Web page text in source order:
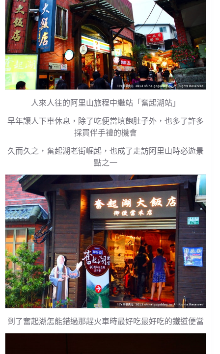
人來人往的阿里山旅程中繼站「奮起湖站」
早年讓人下車休息，除了吃便當填飽肚子外，也多了許多
採買伴手禮的機會
久而久之，奮起湖老街崛起，也成了走訪阿里山時必遊景
點之一
到了奮起湖怎能錯過那趕火車時最好吃最好吃的鐵道便當